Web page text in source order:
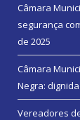
Câmara
segurança
de 2025
Câmara
Negra:
Vereadores